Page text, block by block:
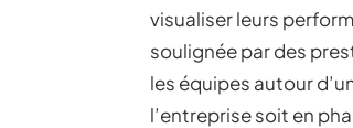
visualiser leurs
soulignée par des
les équipes autour
l’entreprise soit en